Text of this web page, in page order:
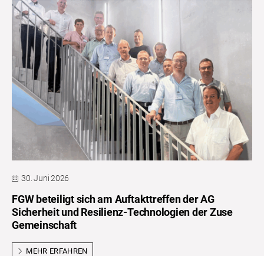
30. Juni 2026
FGW beteiligt sich am Auftakttreffen der AG
Sicherheit und Resilienz-Technologien der Zuse
Gemeinschaft
MEHR ERFAHREN